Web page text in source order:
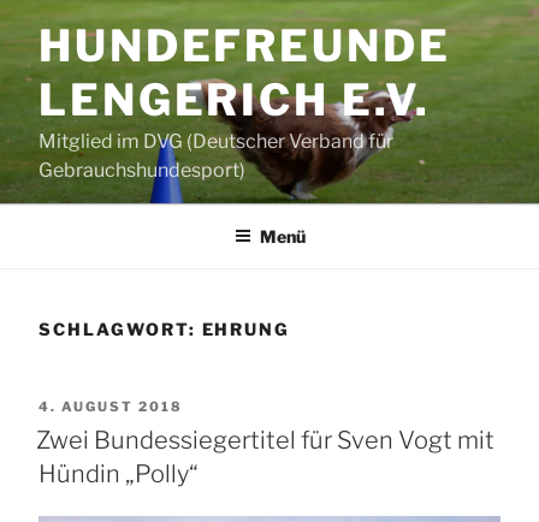
Inhalt
springenHUNDEFREUNDE
LENGERICH E.V.
Mitglied im DVG (Deutscher Verband für
Gebrauchshundesport)
Menü
SCHLAGWORT: EHRUNG
VERÖFFENTLICHT
AM
4. AUGUST 2018
Zwei Bundessiegertitel für Sven Vogt mit
Hündin „Polly“